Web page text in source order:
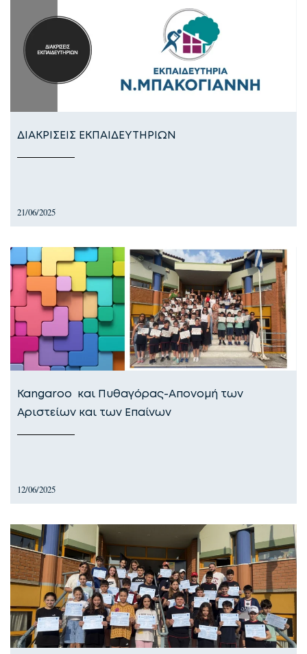
ΔΙΑΚΡΙΣΕΙΣ ΕΚΠΑΙΔΕΥΤΗΡΙΩΝ
21/06/2025
Kangaroo και Πυθαγόρας-Απονομή των
Αριστείων και των Επαίνων
12/06/2025